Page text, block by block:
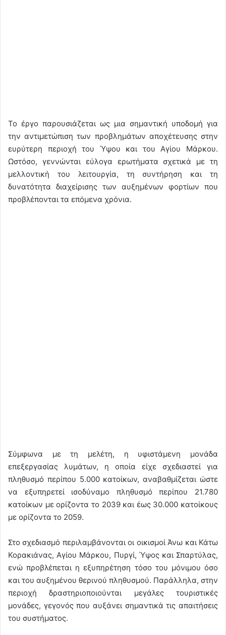
Το έργο παρουσιάζεται ως μια σημαντική υποδομή για
την αντιμετώπιση των προβλημάτων αποχέτευσης στην
ευρύτερη περιοχή του Ύψου και του Αγίου Μάρκου.
Ωστόσο, γεννώνται εύλογα ερωτήματα σχετικά με τη
μελλοντική του λειτουργία, τη συντήρηση και τη
δυνατότητα διαχείρισης των αυξημένων φορτίων που
προβλέπονται τα επόμενα χρόνια.
Σύμφωνα με τη μελέτη, η υφιστάμενη μονάδα
επεξεργασίας λυμάτων, η οποία είχε σχεδιαστεί για
πληθυσμό περίπου 5.000 κατοίκων, αναβαθμίζεται ώστε
να εξυπηρετεί ισοδύναμο πληθυσμό περίπου 21.780
κατοίκων με ορίζοντα το 2039 και έως 30.000 κατοίκους
με ορίζοντα το 2059.
Στο σχεδιασμό περιλαμβάνονται οι οικισμοί Άνω και Κάτω
Κορακιάνας, Αγίου Μάρκου, Πυργί, Ύψος και Σπαρτύλας,
ενώ προβλέπεται η εξυπηρέτηση τόσο του μόνιμου όσο
και του αυξημένου θερινού πληθυσμού. Παράλληλα, στην
περιοχή δραστηριοποιούνται μεγάλες τουριστικές
μονάδες, γεγονός που αυξάνει σημαντικά τις απαιτήσεις
του συστήματος.